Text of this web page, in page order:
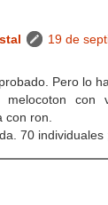
19 de
Pero lo
melocoton con
con ron.
70 individuales